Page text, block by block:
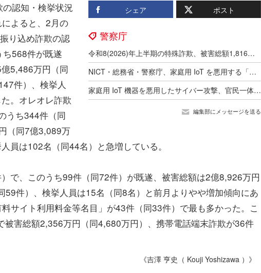
シェア ポスト
警察庁
令和8(2026)年上半期の特殊詐欺、被害総額1,816億円 ～ 投資詐欺（797.9億）やニセ警察詐欺（507.9億）など手口別被害額
NICT・総務省・警察庁、家庭用 IoT を悪用する「レジデンシャルプロキシ」のファクトシート公表
家庭用 IoT 機器を悪用したサイバー攻撃、官民一体で対策推進
編集部にメッセージを送る
認知・検挙状況
よると、2月の
り込め詐欺の認
568件が既遂
5,486万円（同
件）、検挙人
。オレオレ詐欺
うち344件（同
（同7億3,089万
員は102名（同44名）と急増している。
で、このうち99件（同72件）が既遂、被害総額は2億8,926万円
59件）、検挙人員は15名（同8名）と前月よりやや増加傾向にあ
サイト利用料金等名目」が43件（同33件）で最も多かった。こ
害総額2,356万円（同4,680万円）、携帯電話端末詐欺が36件
《吉澤 亨史（ Kouji Yoshizawa ）》